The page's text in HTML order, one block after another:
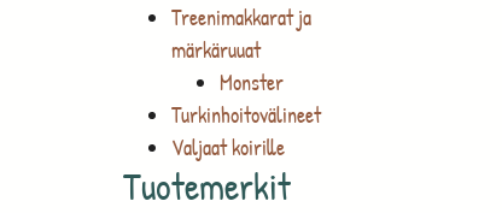
Treenimakkarat ja
märkäruuat
Monster
Turkinhoitovälineet
Valjaat koirille
Tuotemerkit